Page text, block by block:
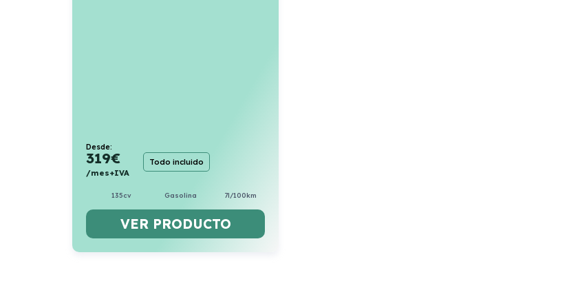
Desde:
319€
/mes+IVA
Todo incluido
135cv Gasolina 7l/100km
VER PRODUCTO